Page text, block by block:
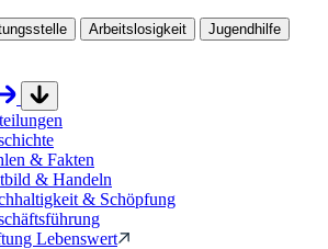
Arbeitslosigkeit
Jugendhilfe
& Fakten
& Handeln
& Schöpfung
Lebenswert